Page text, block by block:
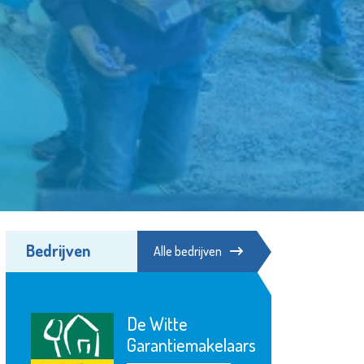
Bedrijven Alle bedrijven
Franciscus
Bekijk de pagina